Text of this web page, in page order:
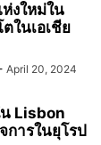
งใหม่ใน
ในเอเชีย
April 20, 2024
น Lisbon
การในยุโรป